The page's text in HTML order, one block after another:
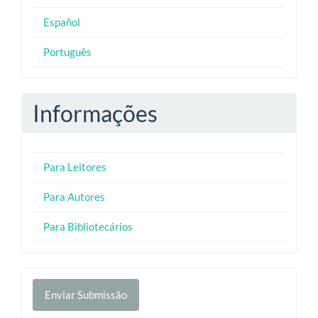
Español
Português
Informações
Para Leitores
Para Autores
Para Bibliotecários
Enviar
Submissão
Enviar Submissão